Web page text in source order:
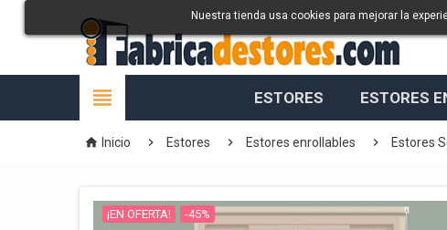
Nuestra tienda usa cookies para mejorar la
 ESTORES ESTORES
 Inicio  Estores  Estores enrollables  Estores
¡EN OFERTA! -45%